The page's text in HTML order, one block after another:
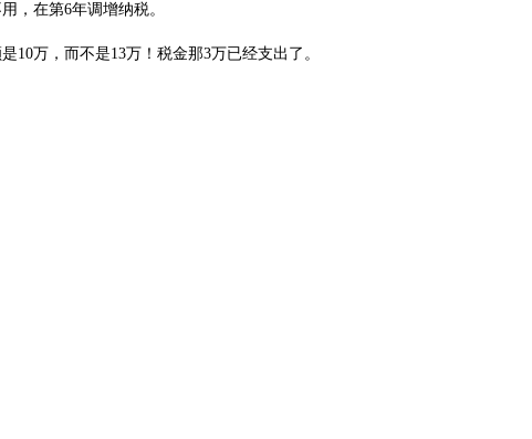
在第6年调增纳税。
万，而不是13万！税金那3万已经支出了。